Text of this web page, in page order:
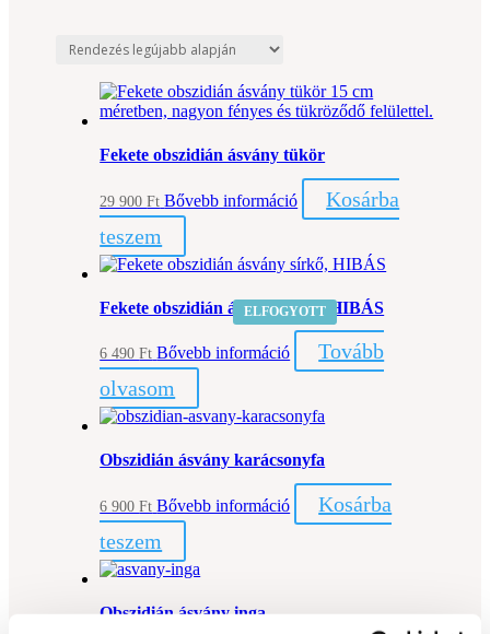
Fekete obszidián ásvány tükör
29 900Ft Bővebb információ
Kosárba
teszem
ELFOGYOTT
Fekete obszidián ásvány sírkő, HIBÁS
6 490Ft Bővebb információ
Tovább
olvasom
Obszidián ásvány karácsonyfa
6 900Ft Bővebb információ
Kosárba
teszem
Obszidián ásvány inga